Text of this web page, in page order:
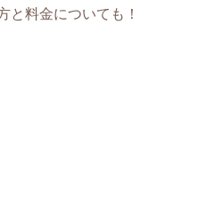
と料金についても！